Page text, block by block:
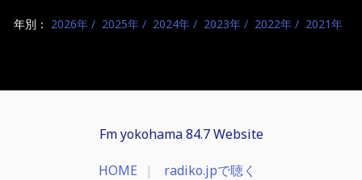
年別： 2026年 2025年 2024年 2023年 2022年 2021年
Fm yokohama 84.7 Website
HOME radiko.jpで聴く